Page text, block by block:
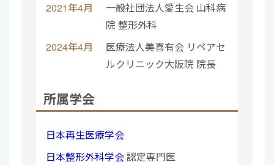
2021年4月
一般社団法人愛生会 山科病
院 整形外科
2024年4月
医療法人美喜有会 リペアセ
ルクリニック大阪院 院長
所属学会
日本再生医療学会
日本整形外科学会認定専門医